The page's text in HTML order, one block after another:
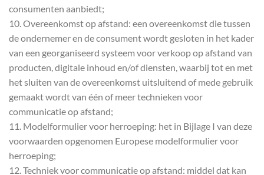
consumenten aanbiedt;
10. Overeenkomst op afstand: een overeenkomst die tussen
de ondernemer en de consument wordt gesloten in het kader
van een georganiseerd systeem voor verkoop op afstand van
producten, digitale inhoud en/of diensten, waarbij tot en met
het sluiten van de overeenkomst uitsluitend of mede gebruik
gemaakt wordt van één of meer technieken voor
communicatie op afstand;
11. Modelformulier voor herroeping: het in Bijlage I van deze
voorwaarden opgenomen Europese modelformulier voor
herroeping;
12. Techniek voor communicatie op afstand: middel dat kan